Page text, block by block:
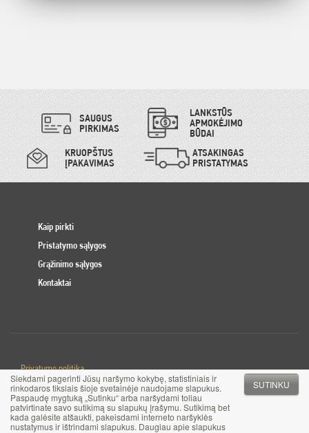
Siekdami pagerinti Jūsų naršymo kokybę, statistiniais ir
rinkodaros tikslais šioje svetainėje naudojame slapukus.
Paspaudę mygtuką „Sutinku“ arba naršydami toliau
patvirtinate savo sutikimą su slapukų įrašymu. Sutikimą bet
kada galėsite atšaukti, pakeisdami interneto naršyklės
nustatymus ir ištrindami slapukus. Daugiau apie slapukus
SUTINKU
SAUGUS
PIRKIMAS
LANKSTŪS
APMOKĖJIMO
BŪDAI
KRUOPŠTUS
ĮPAKAVIMAS
ATSAKINGAS
PRISTATYMAS
Kaip pirkti
Pristatymo sąlygos
Grąžinimo sąlygos
Kontaktai
Privatumo politika
Slapuku politika
© 2017 MB Pinigai.lt. Visos teisės saugomos